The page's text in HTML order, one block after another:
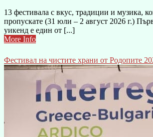
13 фестивала с вкус, традиции и музика,
пропускате (31 юли – 2 август 2026 г.)
уикенд е един от [...]
More Info
Фестивал на чистите храни от Родопите